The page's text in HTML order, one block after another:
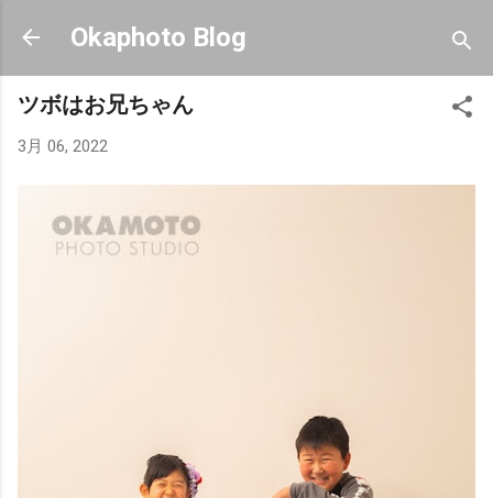
スキップしてメイン コンテンツに移動
Okaphoto Blog
ツボはお兄ちゃん
3月 06, 2022